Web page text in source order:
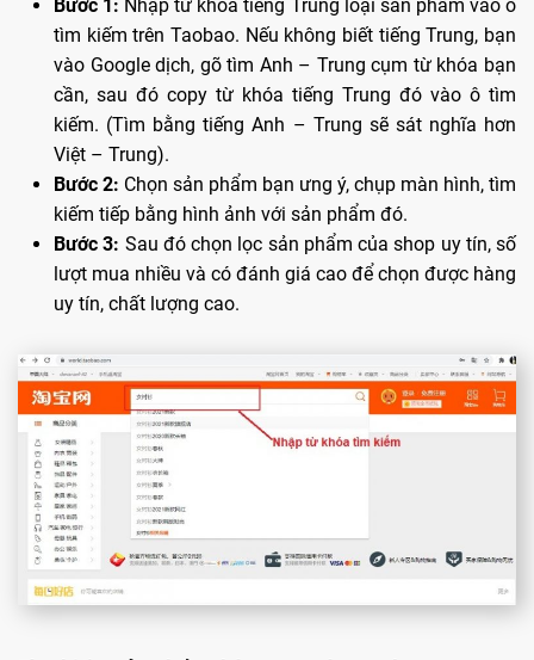
Bước 1: Nhập từ khóa tiếng Trung loại sản phẩm vào ô
tìm kiếm trên Taobao. Nếu không biết tiếng Trung, bạn
vào Google dịch, gõ tìm Anh – Trung cụm từ khóa bạn
cần, sau đó copy từ khóa tiếng Trung đó vào ô tìm
kiếm. (Tìm bằng tiếng Anh – Trung sẽ sát nghĩa hơn
Việt – Trung).
Bước 2: Chọn sản phẩm bạn ưng ý, chụp màn hình, tìm
kiếm tiếp bằng hình ảnh với sản phẩm đó.
Bước 3: Sau đó chọn lọc sản phẩm của shop uy tín, số
lượt mua nhiều và có đánh giá cao để chọn được hàng
uy tín, chất lượng cao.